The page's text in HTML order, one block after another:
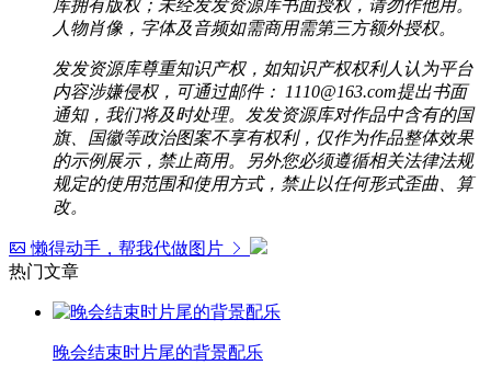
库拥有版权；未经发发资源库书面授权，请勿作他用。
人物肖像，字体及音频如需商用需第三方额外授权。
发发资源库尊重知识产权，如知识产权权利人认为平台
内容涉嫌侵权，可通过邮件： 1110@163.com提出书面
通知，我们将及时处理。发发资源库对作品中含有的国
旗、国徽等政治图案不享有权利，仅作为作品整体效果
的示例展示，禁止商用。另外您必须遵循相关法律法规
规定的使用范围和使用方式，禁止以任何形式歪曲、算
改。
懒得动手，帮我代做图片
热门文章
晚会结束时片尾的背景配乐